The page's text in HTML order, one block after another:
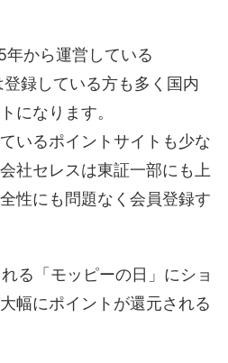
から運営している
録している方も多く国内
になります。
いるポイントサイトも少な
社セレスは東証一部にも上
性にも問題なく会員登録す
る「モッピーの日」にショ
幅にポイントが還元される